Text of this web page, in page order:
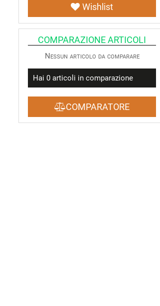
Wishlist
COMPARAZIONE ARTICOLI
Nessun articolo da comparare
Hai 0 articoli in comparazione
COMPARATORE